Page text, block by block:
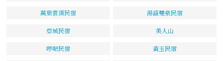
萬里雲頂民宿 湯語雙泉民宿
亞城民宿 美人山
哼吧民宿 黃玉民宿